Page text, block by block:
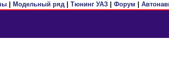
| Модельный ряд| Тюнинг УАЗ| Форум